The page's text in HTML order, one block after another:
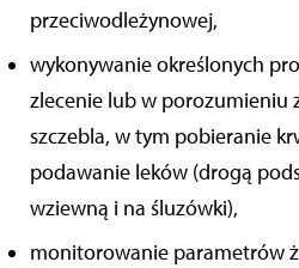
przeciwodleżynowej,
wykonywanie określonych
zlecenie lub w porozumieniu
szczebla, w tym pobieranie
podawanie leków (drogą
wziewną i na śluzówki),
monitorowanie parametrów